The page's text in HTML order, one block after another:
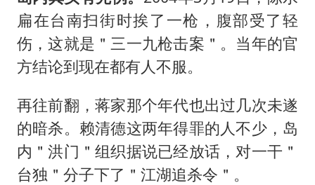
扁在台南扫街时挨了一枪，腹部受了轻
伤，这就是＂三一九枪击案＂。当年的官
方结论到现在都有人不服。
再往前翻，蒋家那个年代也出过几次未遂
的暗杀。赖清德这两年得罪的人不少，岛
内＂洪门＂组织据说已经放话，对一干＂
台独＂分子下了＂江湖追杀令＂。